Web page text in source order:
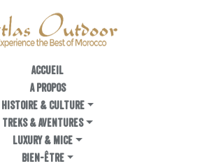
ACCUEIL
A PROPOS
Histoire & Culture
TREKS & AVENTURES
LUXURY & MICE
BIEN-ÊTRE